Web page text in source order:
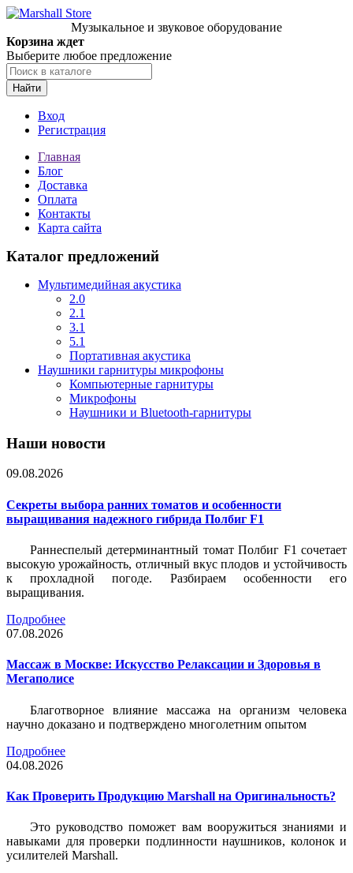
Музыкальное и звуковое оборудование
Корзина ждет
Выберите любое предложение
Найти
Вход
Регистрация
Главная
Блог
Доставка
Оплата
Контакты
Карта сайта
Каталог предложений
Мультимедийная акустика
2.0
2.1
3.1
5.1
Портативная акустика
Наушники гарнитуры микрофоны
Компьютерные гарнитуры
Микрофоны
Наушники и Bluetooth-гарнитуры
Наши новости
09.08.2026
Секреты выбора ранних томатов и особенности
выращивания надежного гибрида Полбиг F1
Раннеспелый детерминантный томат Полбиг F1 сочетает
высокую урожайность, отличный вкус плодов и устойчивость
к прохладной погоде. Разбираем особенности его
выращивания.
Подробнее
07.08.2026
Массаж в Москве: Искусство Релаксации и Здоровья в
Мегаполисе
Благотворное влияние массажа на организм человека
научно доказано и подтверждено многолетним опытом
Подробнее
04.08.2026
Как Проверить Продукцию Marshall на Оригинальность?
Это руководство поможет вам вооружиться знаниями и
навыками для проверки подлинности наушников, колонок и
усилителей Marshall.